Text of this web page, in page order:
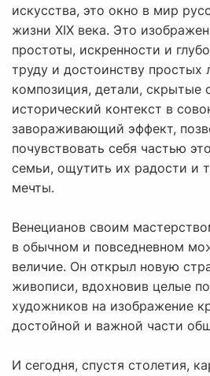
искусства, это окно в мир
жизни XIX века. Это
простоты, искренности и
труду и достоинству простых
композиция, детали, скрытые
исторический контекст в
завораживающий эффект,
почувствовать себя частью
семьи, ощутить их радости и
мечты.
Венецианов своим
в обычном и повседневном
величие. Он открыл новую
живописи, вдохновив целые
художников на изображение
достойной и важной части
И сегодня, спустя столетия,